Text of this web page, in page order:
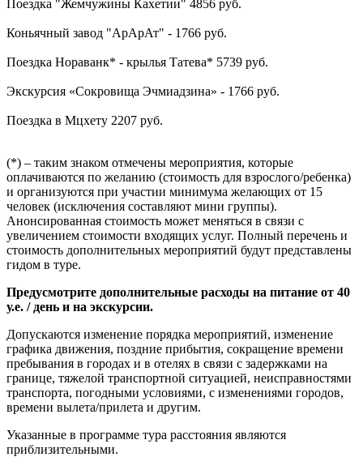
Поездка "Жемчужины Кахетии" 4856 руб.
Коньячный завод "АрАрАт" - 1766 руб.
Поездка Нораванк* - крылья Татева* 5739 руб.
Экскурсия «Сокровища Эчмиадзина» - 1766 руб.
Поездка в Мцхету 2207 руб.
(*) – таким знаком отмечены мероприятия, которые
оплачиваются по желанию (стоимость для взрослого/ребенка)
и организуются при участии минимума желающих от 15
человек (исключения составляют мини группы).
Анонсированная стоимость может меняться в связи с
увеличением стоимости входящих услуг. Полный перечень и
стоимость дополнительных мероприятий будут представлены
гидом в туре.
Предусмотрите дополнительные расходы на питание от 40
у.е. / день и на экскурсии.
Допускаются изменение порядка мероприятий, изменение
графика движения, поздние прибытия, сокращение времени
пребывания в городах и в отелях в связи с задержками на
границе, тяжелой транспортной ситуацией, неисправностями
транспорта, погодными условиями, с изменениями городов,
времени вылета/прилета и другим.
Указанные в программе тура расстояния являются
приблизительными.